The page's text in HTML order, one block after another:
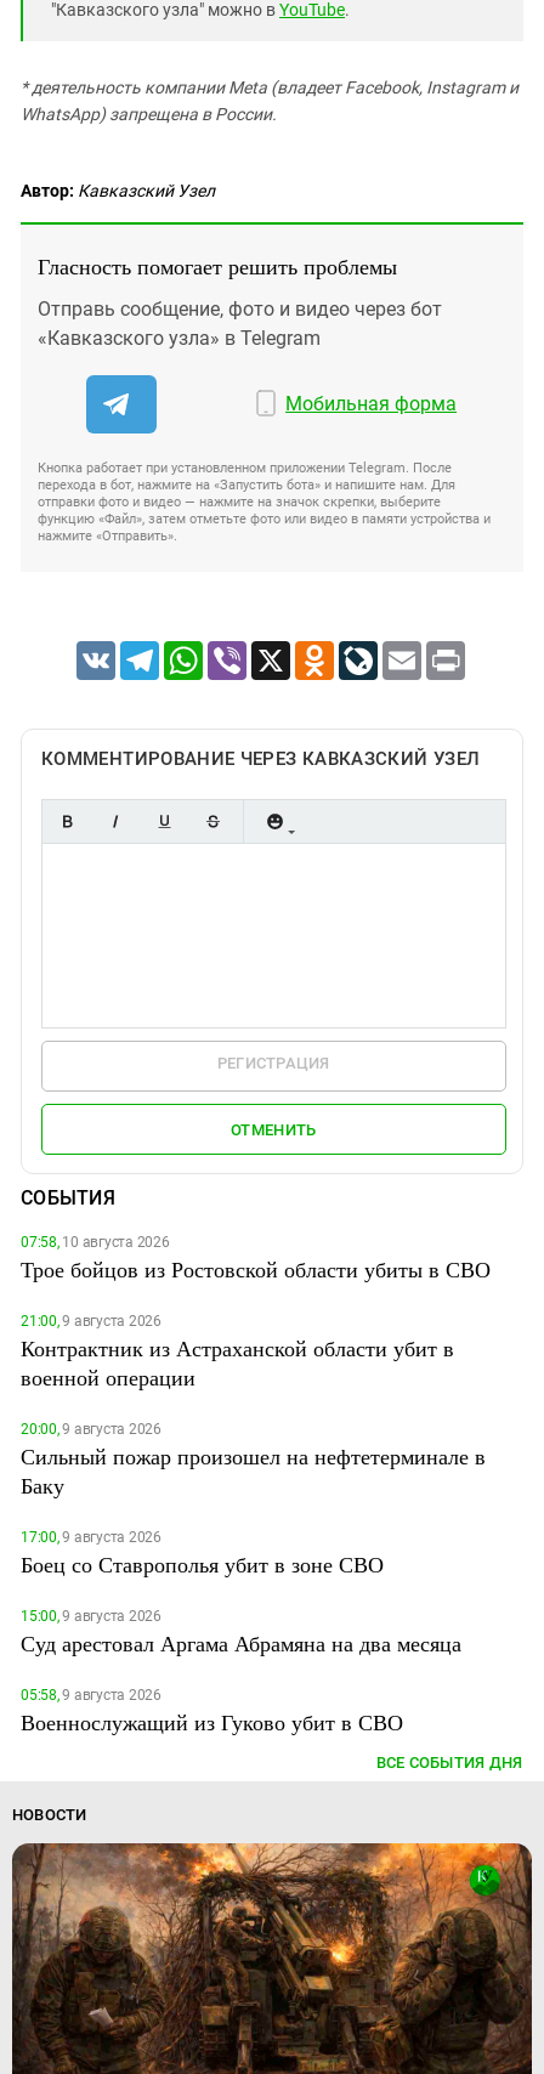
"Кавказского узла" можно вYouTube.
* деятельность компании Meta (владеет Facebook, Instagram и
WhatsApp) запрещена в России.
Автор: Кавказский Узел
Гласность помогает решить проблемы
Отправь сообщение, фото и видео через бот
«Кавказского узла» в Telegram
Мобильная форма
Кнопка работает при установленном приложении Telegram. После
перехода в бот, нажмите на «Запустить бота» и напишите нам. Для
отправки фото и видео — нажмите на значок скрепки, выберите
функцию «Файл», затем отметьте фото или видео в памяти устройства и
нажмите «Отправить».
VK TelegramWhatsApp
Viber X Odnoklassniki
LiveJournal
Email Print
КОММЕНТИРОВАНИЕ ЧЕРЕЗ КАВКАЗСКИЙ УЗЕЛ
РЕГИСТРАЦИЯ
ОТМЕНИТЬ
СОБЫТИЯ
07:58,10 августа 2026
Трое бойцов из Ростовской области убиты в СВО
21:00,9 августа 2026
Контрактник из Астраханской области убит в
военной операции
20:00,9 августа 2026
Сильный пожар произошел на нефтетерминале в
Баку
17:00,9 августа 2026
Боец со Ставрополья убит в зоне СВО
15:00,9 августа 2026
Суд арестовал Аргама Абрамяна на два месяца
05:58,9 августа 2026
Военнослужащий из Гуково убит в СВО
ВСЕ СОБЫТИЯ ДНЯ
НОВОСТИ